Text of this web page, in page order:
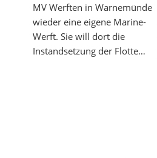
MV Werften in Warnemünde
wieder eine eigene Marine-
Werft. Sie will dort die
Instandsetzung der Flotte…